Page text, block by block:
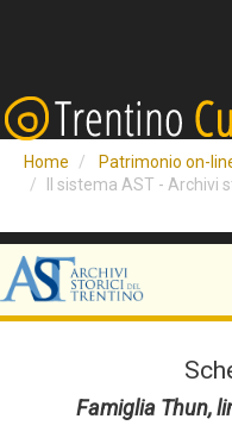
Home
Patrimonio on-
Il sistema AST - Archivi
Famiglia Thun,